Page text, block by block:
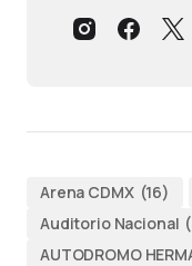
Arena CDMX (16)
Auditorio Nacional
AUTODROMO